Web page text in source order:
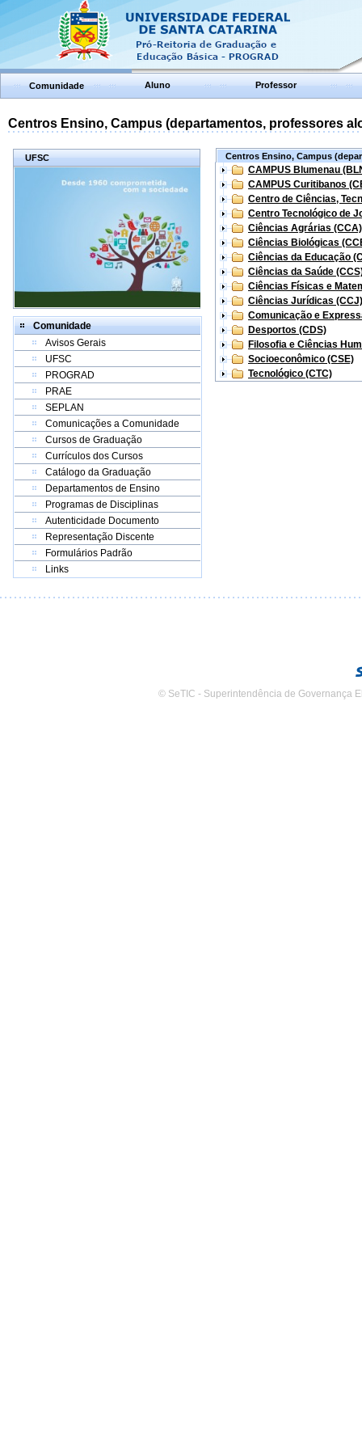
Comunidade Aluno Professor
Centros Ensino, Campus (departamentos, professores
UFSC
Comunidade
Avisos Gerais
UFSC
PROGRAD
PRAE
SEPLAN
Comunicações a Comunidade
Cursos de Graduação
Currículos dos Cursos
Catálogo da Graduação
Departamentos de Ensino
Programas de Disciplinas
Autenticidade Documento
Representação Discente
Formulários Padrão
Links
Centros Ensino, Campus
CAMPUS Blumenau
CAMPUS Curitibanos
Centro de Ciências,
Centro Tecnológico de
Ciências Agrárias (CCA)
Ciências Biológicas
Ciências da Educação
Ciências da Saúde
Ciências Físicas e
Ciências Jurídicas (CCJ)
Comunicação e
Desportos (CDS)
Filosofia e Ciências
Socioeconômico (CSE)
Tecnológico (CTC)
© SeTIC - Superintendência de Governança